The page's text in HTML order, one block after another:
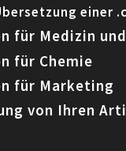
einer
für Medizin
für Chemie
für Marketing
von Ihren